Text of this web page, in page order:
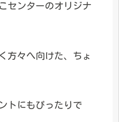
センターのオリジナ
方々へ向けた、ちょ
トにもぴったりで